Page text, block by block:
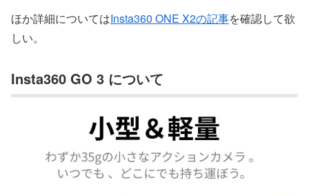
ほか詳細についてはInsta360 ONE X2の記事を確認して欲
しい。
Insta360 GO 3 について